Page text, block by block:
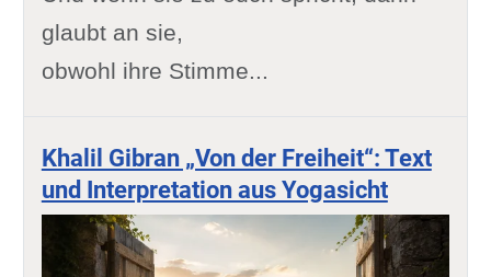
glaubt an sie,
obwohl ihre Stimme...
Khalil Gibran „Von der Freiheit“: Text
und Interpretation aus Yogasicht